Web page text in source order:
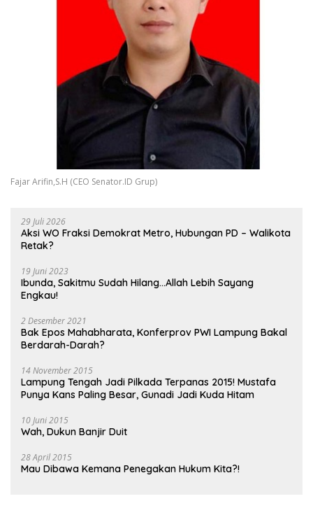
Fajar Arifin,S.H (CEO Senator.ID Grup)
29 Juli 2026
Aksi WO Fraksi Demokrat Metro, Hubungan PD – Walikota
Retak?
19 Juni 2023
Ibunda, Sakitmu Sudah Hilang…Allah Lebih Sayang
Engkau!
2 Desember 2021
Bak Epos Mahabharata, Konferprov PWI Lampung Bakal
Berdarah-Darah?
14 November 2015
Lampung Tengah Jadi Pilkada Terpanas 2015! Mustafa
Punya Kans Paling Besar, Gunadi Jadi Kuda Hitam
10 Juni 2015
Wah, Dukun Banjir Duit
28 April 2015
Mau Dibawa Kemana Penegakan Hukum Kita?!